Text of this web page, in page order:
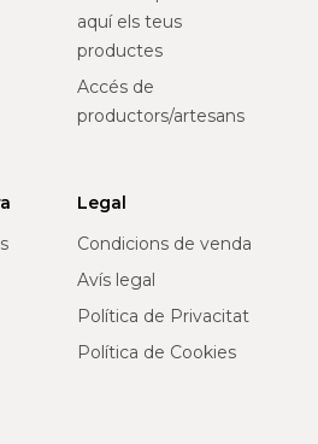
aquí els teus
productes
Accés de
productors/artesans
Legal
Condicions de venda
Avís legal
Política de Privacitat
Política de Cookies